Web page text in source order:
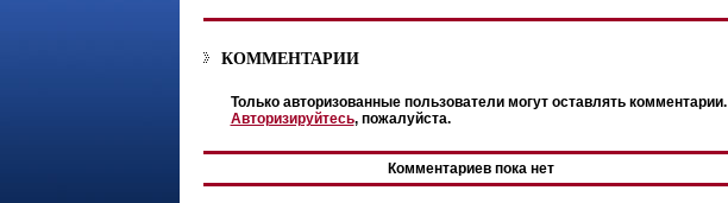
КОММЕНТАРИИ
Только авторизованные пользователи могут оставлять комментарии.
Авторизируйтесь, пожалуйста.
Комментариев пока нет